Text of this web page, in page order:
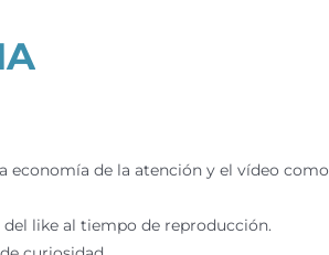
economía de la atención y el vídeo como
like al tiempo de reproducción.